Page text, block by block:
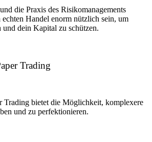
die Praxis des Risikomanagements
Handel enorm nützlich sein, um
dein Kapital zu schützen.
Trading
Trading bietet die Möglichkeit, komplexere
und zu perfektionieren.